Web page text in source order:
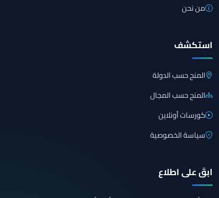
من نحن
استكشف
المنح حسب الدولة
المنح حسب المجال
كورسات أونلاين
سياسة الخصوصية
ابقَ على اطلاع